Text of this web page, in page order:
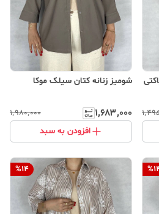
پاکتی
شومیز زنانه کتان سیلک موکا
۱٬۶۸۳٬۰۰۰ ۱٬۹۸۰٬۰۰۰
افزودن به سبد
%
%14